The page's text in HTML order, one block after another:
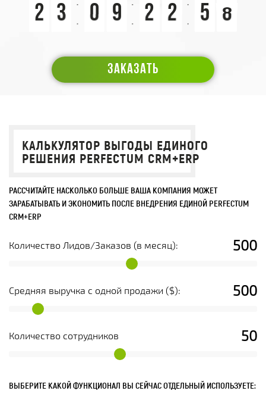
0
0
2
2 0
0
3
3 9
9
0
0 0
0
9
9 0
0
2
2 3
2
2 6
5
5 7
6
6
ЗАКАЗАТЬ
КАЛЬКУЛЯТОР ВЫГОДЫ ЕДИНОГО
РЕШЕНИЯ PERFECTUM CRM+ERP
РАССЧИТАЙТЕ НАСКОЛЬКО БОЛЬШЕ ВАША КОМПАНИЯ МОЖЕТ
ЗАРАБАТЫВАТЬ И ЭКОНОМИТЬ ПОСЛЕ ВНЕДРЕНИЯ ЕДИНОЙ PERFECTUM
CRM+ERP
Количество Лидов/Заказов (в месяц): 500
Средняя выручка с одной продажи ($): 500
Количество сотрудников 50
ВЫБЕРИТЕ КАКОЙ ФУНКЦИОНАЛ ВЫ СЕЙЧАС ОТДЕЛЬНЫЙ ИСПОЛЬЗУЕТЕ: